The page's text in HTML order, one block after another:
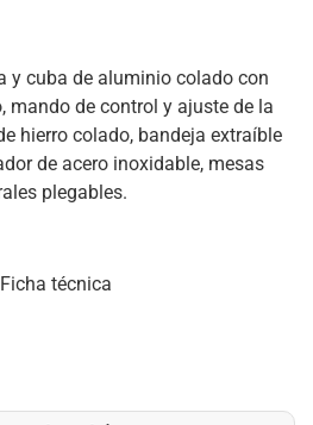
y cuba de aluminio colado con
mando de control y ajuste de la
hierro colado, bandeja extraíble
de acero inoxidable, mesas
plegables.
Ficha técnica